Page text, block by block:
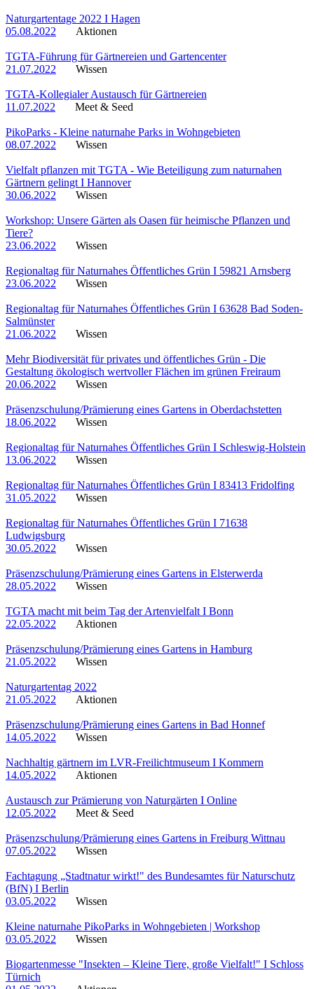
Naturgartentage 2022 I Hagen
05.08.2022
Aktionen
TGTA-Führung für Gärtnereien und Gartencenter
21.07.2022
Wissen
TGTA-Kollegialer Austausch für Gärtnereien
11.07.2022
Meet & Seed
PikoParks - Kleine naturnahe Parks in Wohngebieten
08.07.2022
Wissen
Vielfalt pflanzen mit TGTA - Wie Beteiligung zum naturnahen
Gärtnern gelingt I Hannover
30.06.2022
Wissen
Workshop: Unsere Gärten als Oasen für heimische Pflanzen und
Tiere?
23.06.2022
Wissen
Regionaltag für Naturnahes Öffentliches Grün I 59821 Arnsberg
23.06.2022
Wissen
Regionaltag für Naturnahes Öffentliches Grün I 63628 Bad Soden-
Salmünster
21.06.2022
Wissen
Mehr Biodiversität für privates und öffentliches Grün - Die
Gestaltung ökologisch wertvoller Flächen im grünen Freiraum
20.06.2022
Wissen
Präsenzschulung/Prämierung eines Gartens in Oberdachstetten
18.06.2022
Wissen
Regionaltag für Naturnahes Öffentliches Grün I Schleswig-Holstein
13.06.2022
Wissen
Regionaltag für Naturnahes Öffentliches Grün I 83413 Fridolfing
31.05.2022
Wissen
Regionaltag für Naturnahes Öffentliches Grün I 71638
Ludwigsburg
30.05.2022
Wissen
Präsenzschulung/Prämierung eines Gartens in Elsterwerda
28.05.2022
Wissen
TGTA macht mit beim Tag der Artenvielfalt I Bonn
22.05.2022
Aktionen
Präsenzschulung/Prämierung eines Gartens in Hamburg
21.05.2022
Wissen
Naturgartentag 2022
21.05.2022
Aktionen
Präsenzschulung/Prämierung eines Gartens in Bad Honnef
14.05.2022
Wissen
Nachhaltig gärtnern im LVR-Freilichtmuseum I Kommern
14.05.2022
Aktionen
Austausch zur Prämierung von Naturgärten I Online
12.05.2022
Meet & Seed
Präsenzschulung/Prämierung eines Gartens in Freiburg Wittnau
07.05.2022
Wissen
Fachtagung „Stadtnatur wirkt!" des Bundesamtes für Naturschutz
(BfN) I Berlin
03.05.2022
Wissen
Kleine naturnahe PikoParks in Wohngebieten | Workshop
03.05.2022
Wissen
Biogartenmesse "Insekten – Kleine Tiere, große Vielfalt!" I Schloss
Türnich